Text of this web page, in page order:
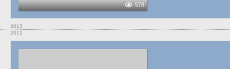
578
2013
2012